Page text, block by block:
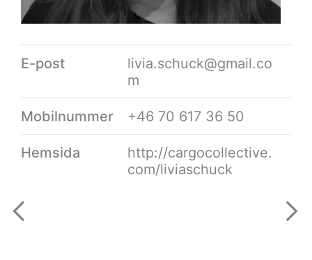
E-post
livia.schuck@gmail.co
m
Mobilnummer +46 70 617 36 50
Hemsida
http://cargocollective.
com/liviaschuck